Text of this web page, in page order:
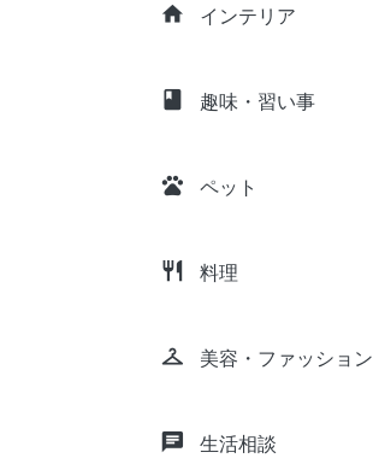
home インテリア
class 趣味・習い事
pets ペット
restaurant 料理
checkroom 美容・ファッション
chat 生活相談